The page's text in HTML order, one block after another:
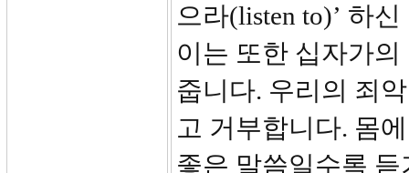
으라(listen to)’ 하
이는 또한 십자가
줍니다. 우리의 죄
고 거부합니다. 몸
좋은 말씀일수록